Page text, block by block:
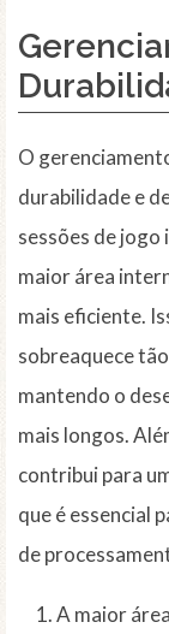
O
durabilidade e
sessões de jogo
maior área
mais eficiente.
sobreaquece
mantendo o
mais longos.
contribui para
que é essencial
de
A maior